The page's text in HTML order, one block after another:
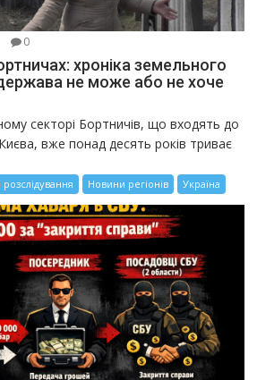
0
хроніка земельного
не може або не хоче
секторі Бортничів, що входять до
вже понад десять років триває
розслідування Новини регіонів Україна